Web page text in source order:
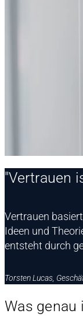
"Vertrauen
Vertrauen
Ideen und
entsteht durch
Torsten Lucas,
Was genau